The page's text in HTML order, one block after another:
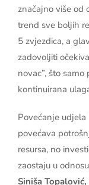
značajno više od
trend sve boljih
5 zvjezdica, a
zadovoljiti
novac”, što
kontinuirana
Povećanje
povećava
resursa, no
zaostaju u
Siniša